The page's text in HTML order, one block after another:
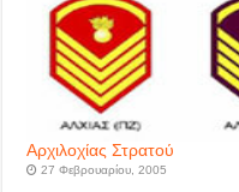
Αρχιλοχίας Στρατού
27 Φεβρουαρίου, 2005